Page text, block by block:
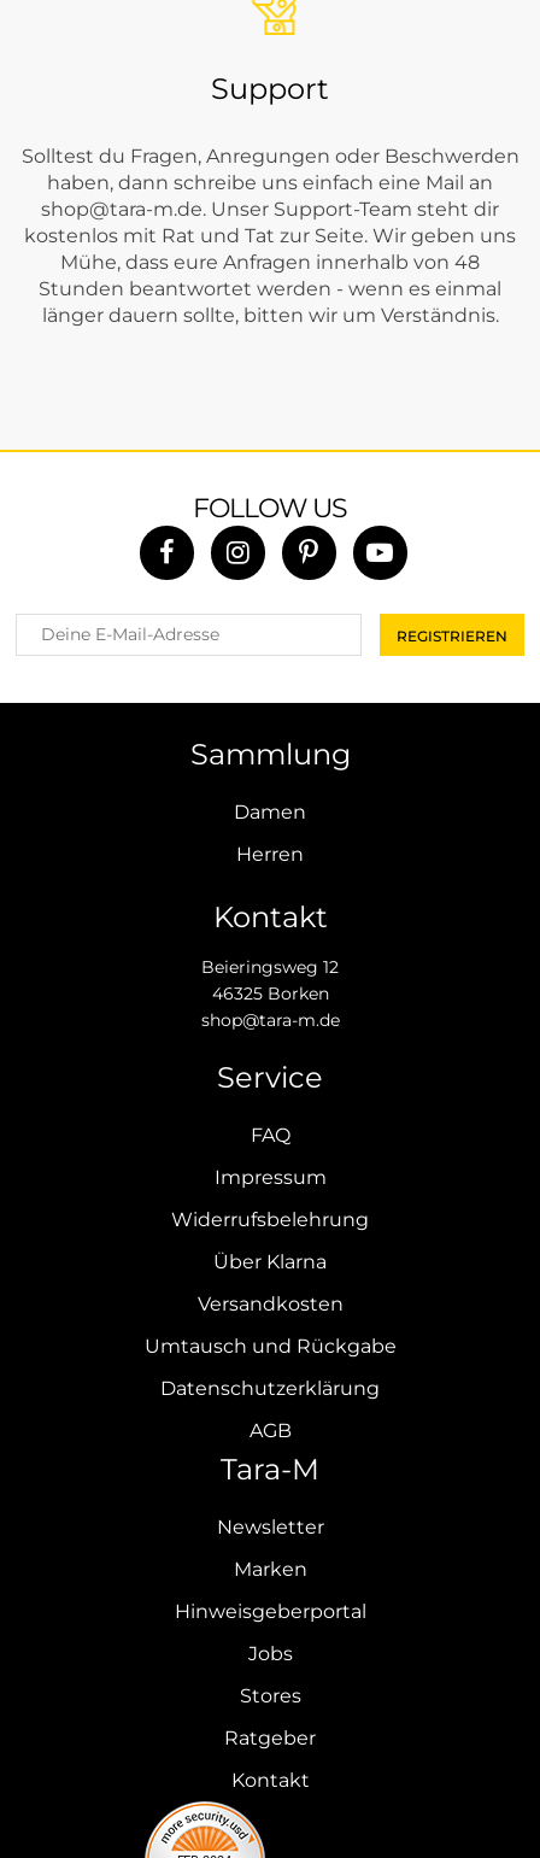
Support
Solltest du Fragen, Anregungen oder Beschwerden
haben, dann schreibe uns einfach eine Mail an
shop@tara-m.de. Unser Support-Team steht dir
kostenlos mit Rat und Tat zur Seite. Wir geben uns
Mühe, dass eure Anfragen innerhalb von 48
Stunden beantwortet werden - wenn es einmal
länger dauern sollte, bitten wir um Verständnis.
FOLLOW US
Sammlung
Damen
Herren
Kontakt
Beieringsweg 12
46325 Borken
shop@tara-m.de
Service
FAQ
Impressum
Widerrufsbelehrung
Über Klarna
Versandkosten
Umtausch und Rückgabe
Datenschutzerklärung
AGB
Tara-M
Newsletter
Marken
Hinweisgeberportal
Jobs
Stores
Ratgeber
Kontakt